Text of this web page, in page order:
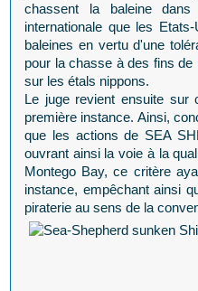
chassent la baleine
internationale que les
baleines en vertu d'une
pour la chasse à des fins
sur les étals nippons.
Le juge revient ensuite sur
première instance. Ainsi,
que les actions de SEA
ouvrant ainsi la voie à la
Montego Bay, ce critère
instance, empêchant ainsi
piraterie au sens de la